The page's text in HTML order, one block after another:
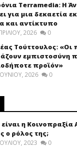
Terramedia: Η
για μια δεκαετία
και αντίκτυπο
2026 0
Τούττουλος: «Οι
εμπιστοσύνη
προϊόν»
2026 0
είναι η
ο ρόλος της;
2023 0